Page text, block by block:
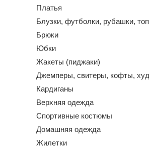
Платья
Блузки, футболки, рубашки,
Брюки
Юбки
Жакеты (пиджаки)
Джемперы, свитеры, кофты,
Кардиганы
Верхняя одежда
Спортивные костюмы
Домашняя одежда
Жилетки